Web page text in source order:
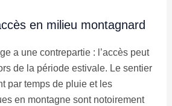
en milieu montagnard
a une contrepartie : l’accès peut
de la période estivale. Le sentier
par temps de pluie et les
en montagne sont notoirement